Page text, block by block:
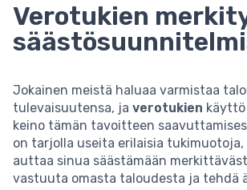
Verotukien
Jokainen meistä haluaa varmistaa
tulevaisuutensa, ja verotukien
keino tämän tavoitteen
on tarjolla useita erilaisia
auttaa sinua säästämään
vastuuta omasta taloudesta ja tehdä